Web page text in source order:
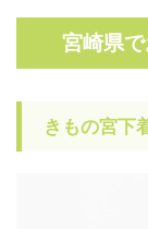
宮崎県
きもの宮下